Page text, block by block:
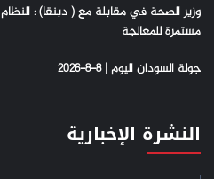
وزير الصحة في مقابلة مع ( دبنقا) :
مستمرة للمعالجة
جولة السودان اليوم | 8-8-2026
النشرة الإخبارية